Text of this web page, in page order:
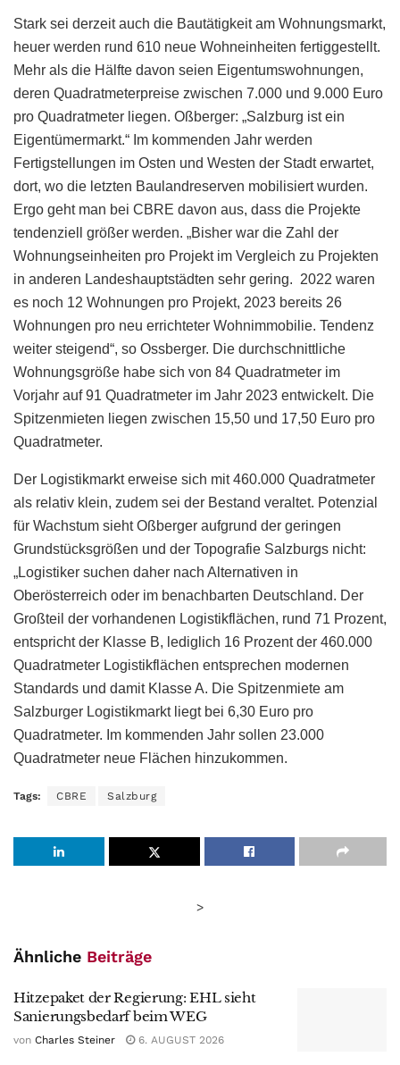
Stark sei derzeit auch die Bautätigkeit am Wohnungsmarkt,
heuer werden rund 610 neue Wohneinheiten fertiggestellt.
Mehr als die Hälfte davon seien Eigentumswohnungen,
deren Quadratmeterpreise zwischen 7.000 und 9.000 Euro
pro Quadratmeter liegen. Oßberger: „Salzburg ist ein
Eigentümermarkt.“ Im kommenden Jahr werden
Fertigstellungen im Osten und Westen der Stadt erwartet,
dort, wo die letzten Baulandreserven mobilisiert wurden.
Ergo geht man bei CBRE davon aus, dass die Projekte
tendenziell größer werden. „Bisher war die Zahl der
Wohnungseinheiten pro Projekt im Vergleich zu Projekten
in anderen Landeshauptstädten sehr gering. 2022 waren
es noch 12 Wohnungen pro Projekt, 2023 bereits 26
Wohnungen pro neu errichteter Wohnimmobilie. Tendenz
weiter steigend“, so Ossberger. Die durchschnittliche
Wohnungsgröße habe sich von 84 Quadratmeter im
Vorjahr auf 91 Quadratmeter im Jahr 2023 entwickelt. Die
Spitzenmieten liegen zwischen 15,50 und 17,50 Euro pro
Quadratmeter.
Der Logistikmarkt erweise sich mit 460.000 Quadratmeter
als relativ klein, zudem sei der Bestand veraltet. Potenzial
für Wachstum sieht Oßberger aufgrund der geringen
Grundstücksgrößen und der Topografie Salzburgs nicht:
„Logistiker suchen daher nach Alternativen in
Oberösterreich oder im benachbarten Deutschland. Der
Großteil der vorhandenen Logistikflächen, rund 71 Prozent,
entspricht der Klasse B, lediglich 16 Prozent der 460.000
Quadratmeter Logistikflächen entsprechen modernen
Standards und damit Klasse A. Die Spitzenmiete am
Salzburger Logistikmarkt liegt bei 6,30 Euro pro
Quadratmeter. Im kommenden Jahr sollen 23.000
Quadratmeter neue Flächen hinzukommen.
Tags: CBRE Salzburg
>
Ähnliche Beiträge
Hitzepaket der Regierung: EHL sieht
Sanierungsbedarf beim WEG
von Charles Steiner 6. AUGUST 2026